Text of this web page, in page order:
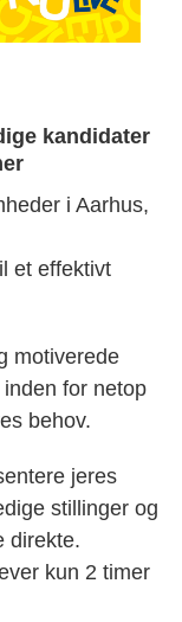
kandidater
i Aarhus,
et effektivt
motiverede
for netop
behov.
jeres
stillinger og
direkte.
kun 2 timer